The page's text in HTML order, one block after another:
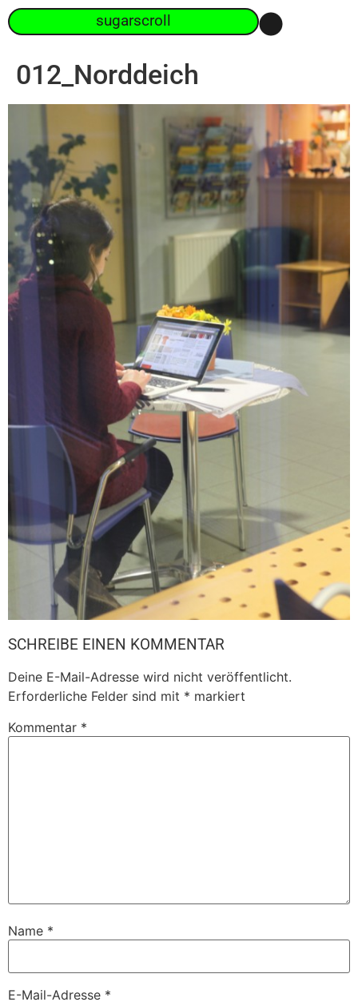
sugarscroll
012_Norddeich
SCHREIBE EINEN KOMMENTAR
Deine E-Mail-Adresse wird nicht veröffentlicht.
Erforderliche Felder sind mit * markiert
Kommentar *
Name *
E-Mail-Adresse *